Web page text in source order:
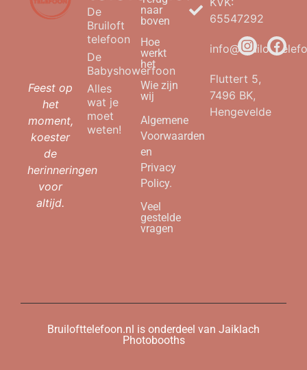
Feest op
het
moment,
koester
de
herinneringen
voor
altijd.
De
Bruiloft
telefoon
De
Babyshowerfoon
Alles
wat je
moet
weten!
naar
boven
Hoe
werkt
het
Wie zijn
wij
Algemene
Voorwaarden
en
Privacy
Policy.
Veel
gestelde
vragen
65547292
Fluttert 5,
7496 BK,
Hengevelde
Bruilofttelefoon.nl is onderdeel van Jaiklach
Photobooths